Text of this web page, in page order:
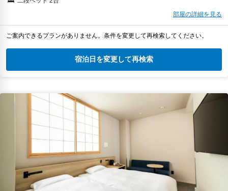
部屋の詳細を見る
ご案内できるプランがありません。条件を変更して再検索してください。
宿泊日を変更して再検索